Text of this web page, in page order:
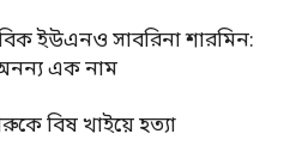
ইউএনও সাবরিনা শারমিন:
এক নাম
বিষ খাইয়ে হত্যা